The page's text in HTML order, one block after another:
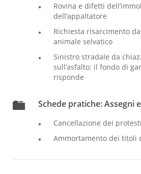
Rovina e difetti
dell’appaltatore
Richiesta risarcimento
animale selvatico
Sinistro stradale da
sull’asfalto: il fondo di
risponde
Schede pratiche: Assegni
Cancellazione dei
Ammortamento dei titoli